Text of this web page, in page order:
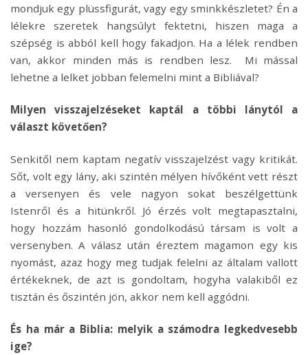
mondjuk egy plüssfigurát, vagy egy sminkkészletet? Én a
lélekre szeretek hangsúlyt fektetni, hiszen maga a
szépség is abból kell hogy fakadjon. Ha a lélek rendben
van, akkor minden más is rendben lesz. Mi mással
lehetne a lelket jobban felemelni mint a Bibliával?
Milyen visszajelzéseket kaptál a többi lánytól a
választ követően?
Senkitől nem kaptam negatív visszajelzést vagy kritikát.
Sőt, volt egy lány, aki szintén mélyen hívőként vett részt
a versenyen és vele nagyon sokat beszélgettünk
Istenről és a hitünkről. Jó érzés volt megtapasztalni,
hogy hozzám hasonló gondolkodású társam is volt a
versenyben. A válasz után éreztem magamon egy kis
nyomást, azaz hogy meg tudjak felelni az általam vallott
értékeknek, de azt is gondoltam, hogyha valakiből ez
tisztán és őszintén jön, akkor nem kell aggódni.
És ha már a Biblia: melyik a számodra legkedvesebb
ige?